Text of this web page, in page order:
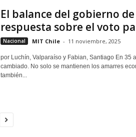
El balance del gobierno
respuesta sobre el voto
Nacional MIT Chile - 11 noviembre, 2025
por Luchín, Valparaíso y Fabian, Santiago En 35
cambiado. No solo se mantienen los amarres
también...